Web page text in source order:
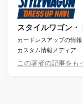
スタイルワゴン
カードレスアップの情
カスタム情報メディア
この著者の記事をも